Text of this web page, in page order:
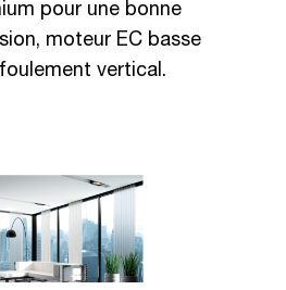
pour une bonne
moteur EC basse
vertical.